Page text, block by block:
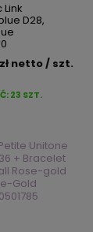
D28,
netto/ szt.
23 SZT.